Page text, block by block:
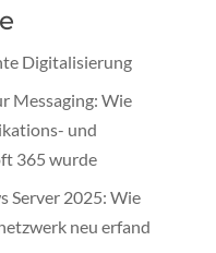
Digitalisierung
Messaging: Wie
und
365 wurde
Server 2025: Wie
neu erfand